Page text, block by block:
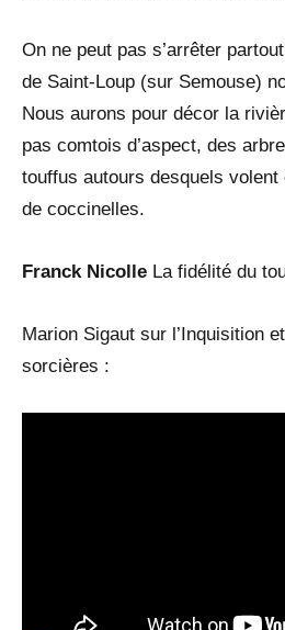
On ne peut pas s’arrêter
de Saint-Loup (sur Semouse)
Nous aurons pour décor la
pas comtois d’aspect, des
touffus autours desquels
de coccinelles.
Franck Nicolle La fidélité du
Marion Sigaut sur l’Inquisition
sorcières :